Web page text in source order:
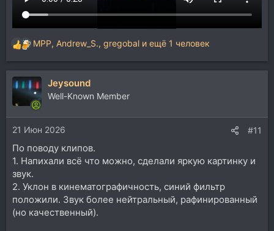
Р
е
а
к
ц
и
и
:
MPP, Andrew_S., gregobal и ещё 1 человек
Jeysound
Well-Known Member
21 Июн 2026 #11
По поводу клипов.
1. Напихали всё что можно, сделали яркую картинку и
звук.
2. Уклон в кинематографичность, синий фильтр
положили. Звук более нейтральный, рафинированный
(но качественный).